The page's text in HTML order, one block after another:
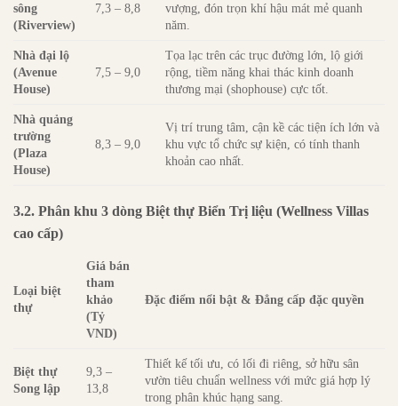
sông
(Riverview)
7,3 – 8,8
vượng, đón trọn khí hậu mát mẻ quanh
năm.
Nhà đại lộ
(Avenue
House)
7,5 – 9,0
Tọa lạc trên các trục đường lớn, lộ giới
rộng, tiềm năng khai thác kinh doanh
thương mại (shophouse) cực tốt.
Nhà quảng
trường
(Plaza
House)
8,3 – 9,0
Vị trí trung tâm, cận kề các tiện ích lớn và
khu vực tổ chức sự kiện, có tính thanh
khoản cao nhất.
3.2. Phân khu 3 dòng Biệt thự Biển Trị liệu (Wellness Villas
cao cấp)
Loại biệt
thự
Giá bán
tham
khảo
(Tỷ
VND)
Đặc điểm nổi bật & Đẳng cấp đặc quyền
Biệt thự
Song lập
9,3 –
13,8
Thiết kế tối ưu, có lối đi riêng, sở hữu sân
vườn tiêu chuẩn wellness với mức giá hợp lý
trong phân khúc hạng sang.